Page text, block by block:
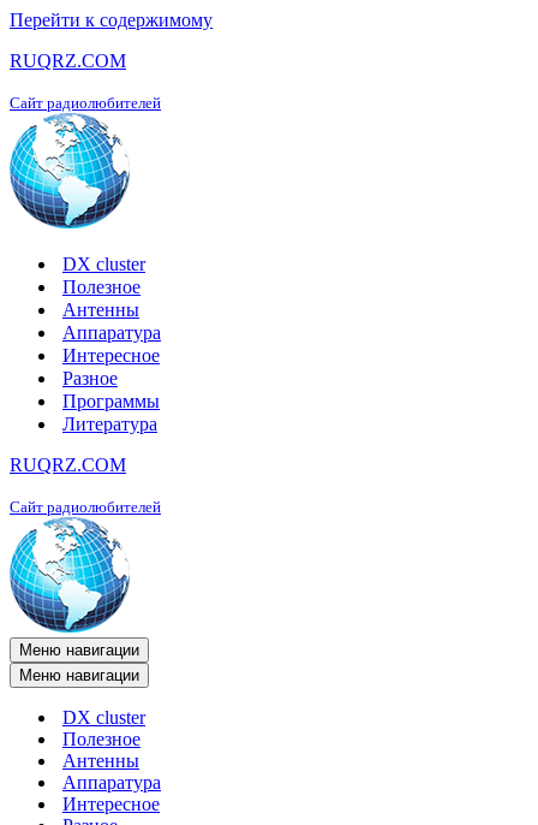
Перейти к содержимому
RUQRZ.COM
Сайт радиолюбителей
DX cluster
Полезное
Антенны
Аппаратура
Интересное
Разное
Программы
Литература
RUQRZ.COM
Сайт радиолюбителей
Меню навигации
Меню навигации
DX cluster
Полезное
Антенны
Аппаратура
Интересное